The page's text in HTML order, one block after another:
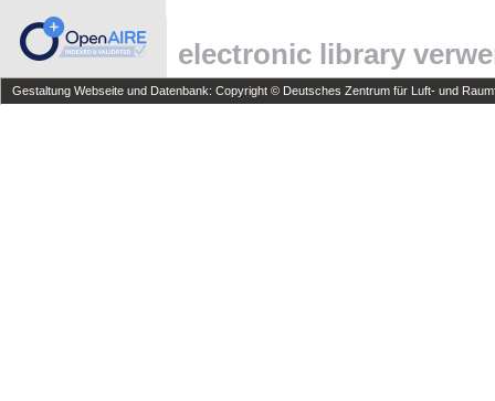
electronic library
Gestaltung Webseite und Datenbank: Copyright © Deutsches Zentrum für Luft- und